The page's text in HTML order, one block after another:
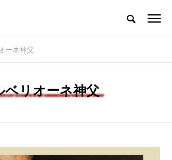
ーネ神父
ベリオーネ神父